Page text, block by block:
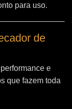
para uso.
de
e
que fazem toda